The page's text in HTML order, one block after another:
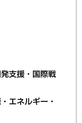
支援・国際戦
エネルギー・